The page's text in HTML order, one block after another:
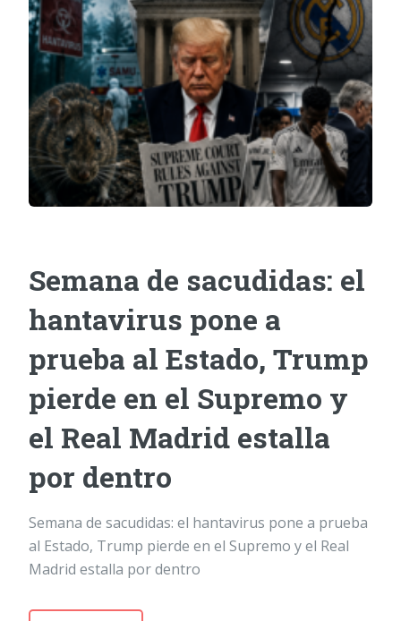
Semana de sacudidas: el
hantavirus pone a
prueba al Estado, Trump
pierde en el Supremo y
el Real Madrid estalla
por dentro
Semana de sacudidas: el hantavirus pone a prueba
al Estado, Trump pierde en el Supremo y el Real
Madrid estalla por dentro